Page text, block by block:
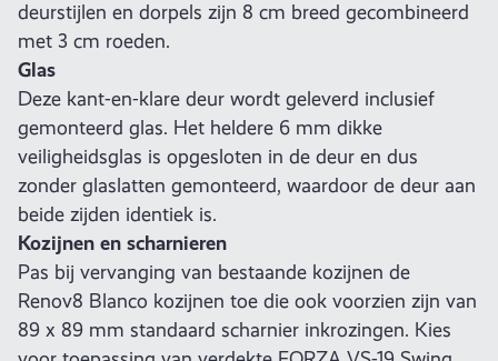
deurstijlen en dorpels zijn 8 cm breed gecombineerd
met 3 cm roeden.
Glas
Deze kant-en-klare deur wordt geleverd inclusief
gemonteerd glas. Het heldere 6 mm dikke
veiligheidsglas is opgesloten in de deur en dus
zonder glaslatten gemonteerd, waardoor de deur aan
beide zijden identiek is.
Kozijnen en scharnieren
Pas bij vervanging van bestaande kozijnen de
Renov8 Blanco kozijnen toe die ook voorzien zijn van
89 x 89 mm standaard scharnier inkrozingen. Kies